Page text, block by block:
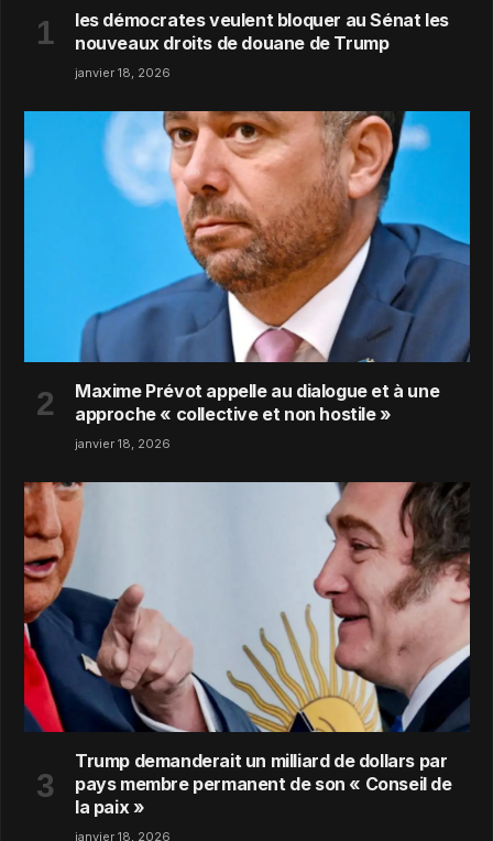
les démocrates veulent bloquer au Sénat les
nouveaux droits de douane de Trump
janvier 18, 2026
Maxime Prévot appelle au dialogue et à une
approche « collective et non hostile »
janvier 18, 2026
Trump demanderait un milliard de dollars par
pays membre permanent de son « Conseil de
la paix »
janvier 18, 2026